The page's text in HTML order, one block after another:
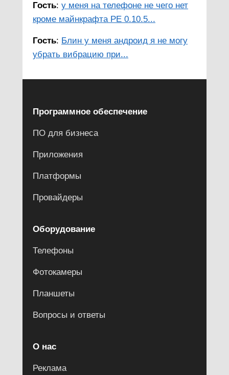
Гость: у меня на телефоне не чего нет
кроме майнкрафта PE 0.10.5...
Гость: Блин у меня андроид я не могу
убрать вибрацию при...
Программное обеспечение
ПО для бизнеса
Приложения
Платформы
Провайдеры
Оборудование
Телефоны
Фотокамеры
Планшеты
Вопросы и ответы
О нас
Реклама